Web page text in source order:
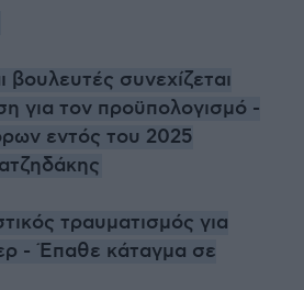
συνεχίζεται
για τον προϋπολογισμό -
εντός του 2025
τραυματισμός για
- Έπαθε κάταγμα σε